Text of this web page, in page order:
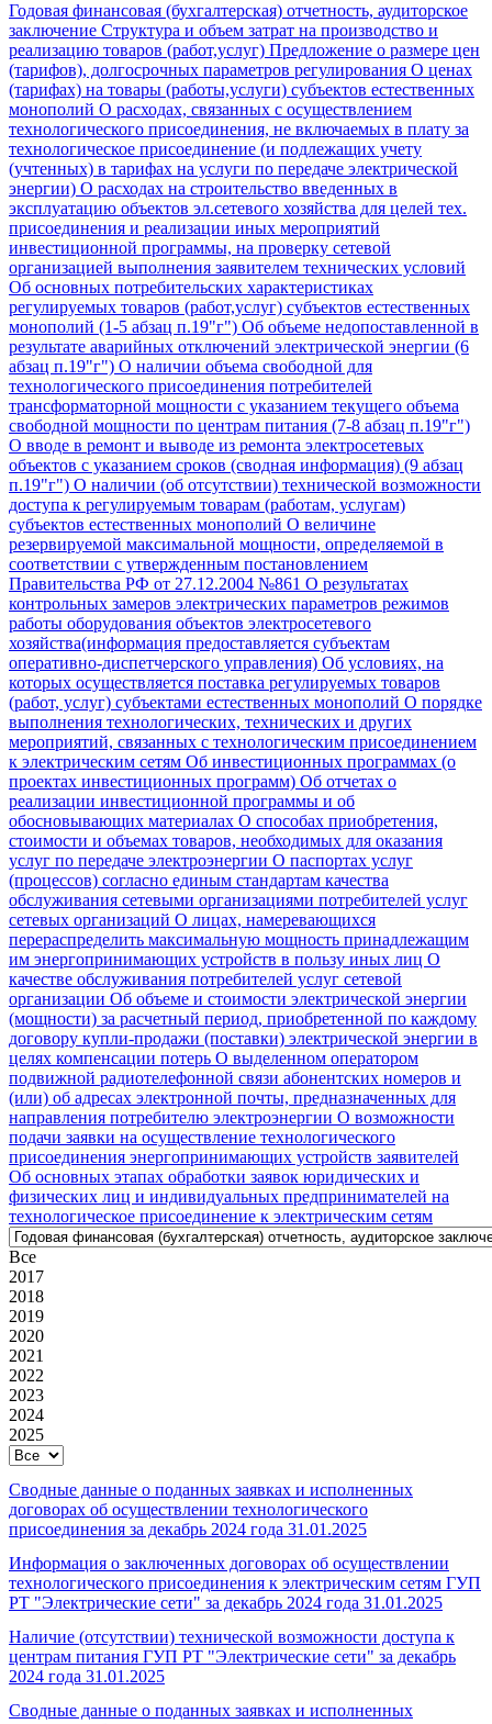
Годовая финансовая (бухгалтерская) отчетность, аудиторское
заключение Структура и объем затрат на производство и
реализацию товаров (работ,услуг) Предложение о размере цен
(тарифов), долгосрочных параметров регулирования О ценах
(тарифах) на товары (работы,услуги) субъектов естественных
монополий О расходах, связанных с осуществлением
технологического присоединения, не включаемых в плату за
технологическое присоединение (и подлежащих учету
(учтенных) в тарифах на услуги по передаче электрической
энергии) О расходах на строительство введенных в
эксплуатацию объектов эл.сетевого хозяйства для целей тех.
присоединения и реализации иных мероприятий
инвестиционной программы, на проверку сетевой
организацией выполнения заявителем технических условий
Об основных потребительских характеристиках
регулируемых товаров (работ,услуг) субъектов естественных
монополий (1-5 абзац п.19"г") Об объеме недопоставленной в
результате аварийных отключений электрической энергии (6
абзац п.19"г") О наличии объема свободной для
технологического присоединения потребителей
трансформаторной мощности с указанием текущего объема
свободной мощности по центрам питания (7-8 абзац п.19"г")
О вводе в ремонт и выводе из ремонта электросетевых
объектов с указанием сроков (сводная информация) (9 абзац
п.19"г") О наличии (об отсутствии) технической возможности
доступа к регулируемым товарам (работам, услугам)
субъектов естественных монополий О величине
резервируемой максимальной мощности, определяемой в
соответствии с утвержденным постановлением
Правительства РФ от 27.12.2004 №861 О результатах
контрольных замеров электрических параметров режимов
работы оборудования объектов электросетевого
хозяйства(информация предоставляется субъектам
оперативно-диспетчерского управления) Об условиях, на
которых осуществляется поставка регулируемых товаров
(работ, услуг) субъектами естественных монополий О порядке
выполнения технологических, технических и других
мероприятий, связанных с технологическим присоединением
к электрическим сетям Об инвестиционных программах (о
проектах инвестиционных программ) Об отчетах о
реализации инвестиционной программы и об
обосновывающих материалах О способах приобретения,
стоимости и объемах товаров, необходимых для оказания
услуг по передаче электроэнергии О паспортах услуг
(процессов) согласно единым стандартам качества
обслуживания сетевыми организациями потребителей услуг
сетевых организаций О лицах, намеревающихся
перераспределить максимальную мощность принадлежащим
им энергопринимающих устройств в пользу иных лиц О
качестве обслуживания потребителей услуг сетевой
организации Об объеме и стоимости электрической энергии
(мощности) за расчетный период, приобретенной по каждому
договору купли-продажи (поставки) электрической энергии в
целях компенсации потерь О выделенном оператором
подвижной радиотелефонной связи абонентских номеров и
(или) об адресах электронной почты, предназначенных для
направления потребителю электроэнергии О возможности
подачи заявки на осуществление технологического
присоединения энергопринимающих устройств заявителей
Об основных этапах обработки заявок юридических и
физических лиц и индивидуальных предпринимателей на
технологическое присоединение к электрическим сетям
Все
2017
2018
2019
2020
2021
2022
2023
2024
2025
Сводные данные о поданных заявках и исполненных
договорах об осуществлении технологического
присоединения за декабрь 2024 года 31.01.2025
Информация о заключенных договорах об осуществлении
технологического присоединения к электрическим сетям ГУП
РТ "Электрические сети" за декабрь 2024 года 31.01.2025
Наличие (отсутствии) технической возможности доступа к
центрам питания ГУП РТ "Электрические сети" за декабрь
2024 года 31.01.2025
Сводные данные о поданных заявках и исполненных